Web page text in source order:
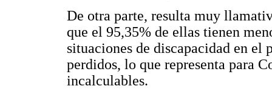
De otra parte, resulta muy
que el 95,35% de ellas tienen
situaciones de discapacidad en el
perdidos, lo que representa para
incalculables.